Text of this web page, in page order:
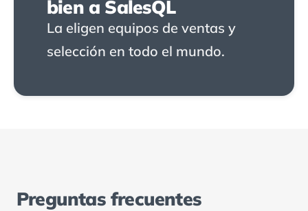
bien a SalesQL
La eligen equipos de ventas y
selección en todo el mundo.
Preguntas frecuentes